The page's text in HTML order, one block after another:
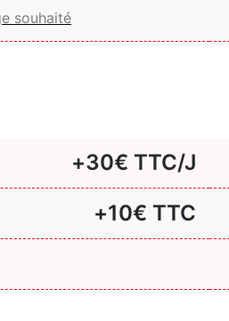
+30€ TTC/J
+10€ TTC